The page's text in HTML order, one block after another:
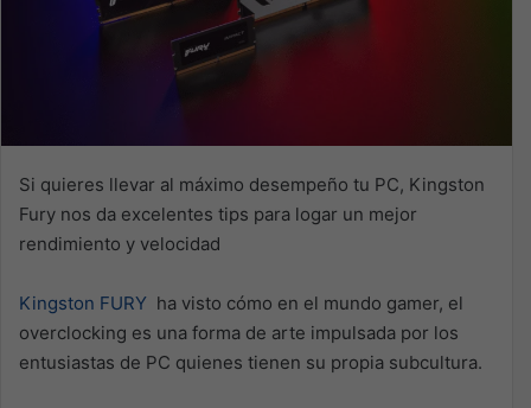
Si quieres llevar al máximo desempeño tu PC, Kingston
Fury nos da excelentes tips para logar un mejor
rendimiento y velocidad
Kingston FURY ha visto cómo en el mundo gamer, el
overclocking es una forma de arte impulsada por los
entusiastas de PC quienes tienen su propia subcultura.